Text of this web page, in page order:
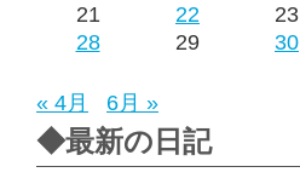
21
22 23
28
29 30
« 4月 6月 »
◆最新の日記